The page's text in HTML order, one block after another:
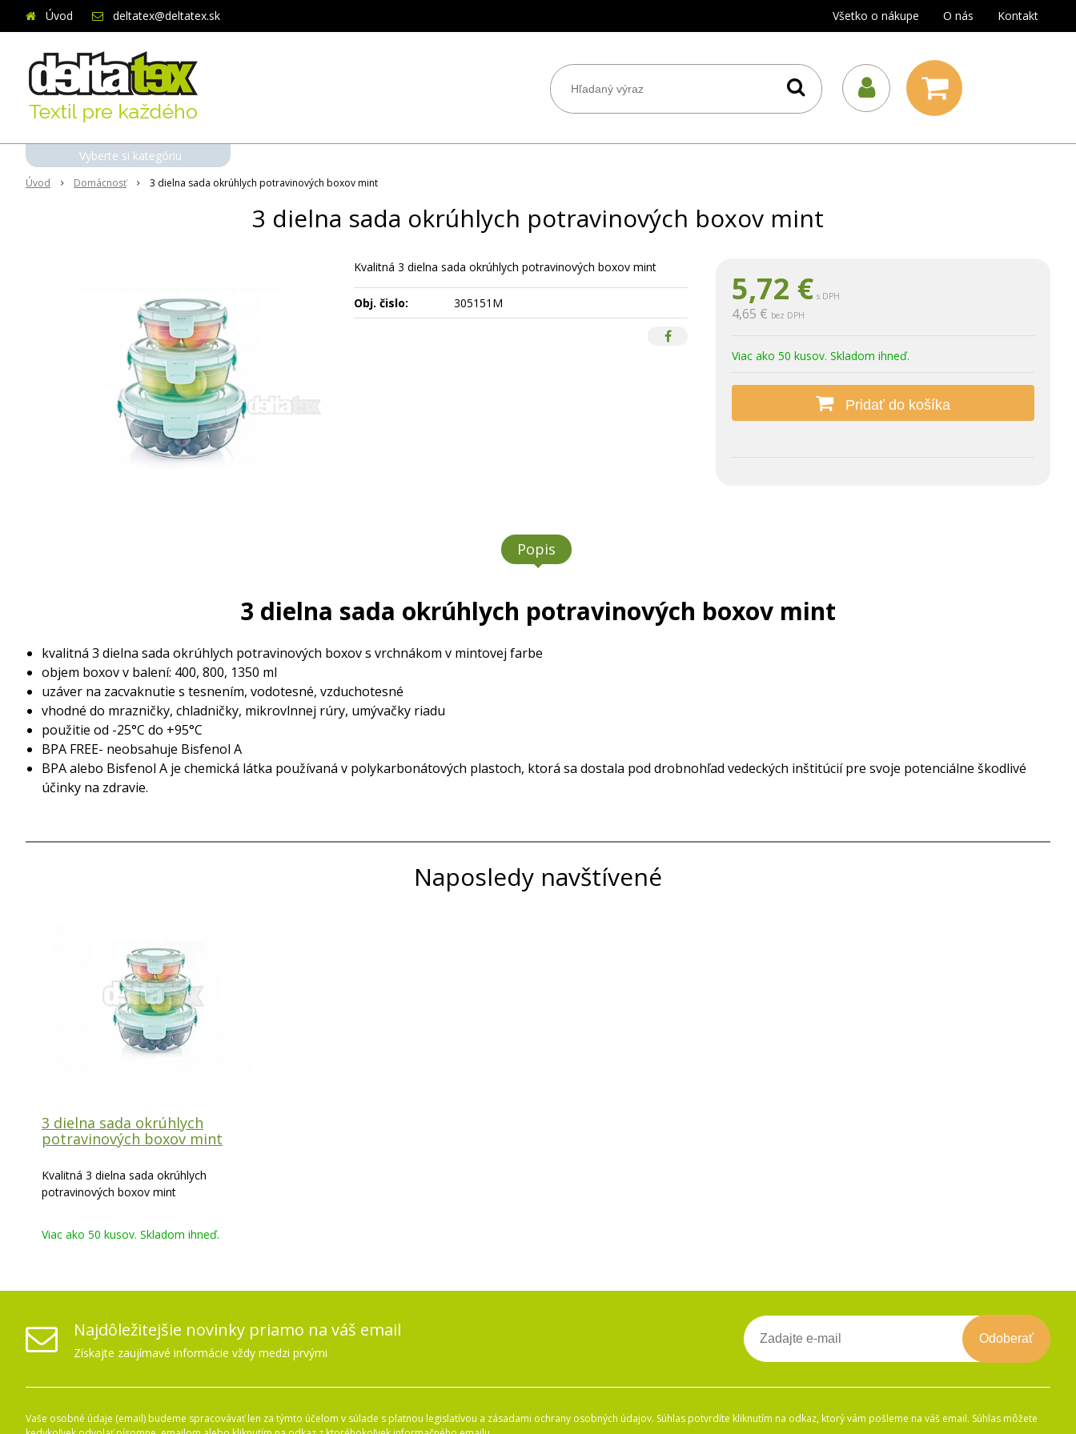
Úvod deltatex@deltatex.sk Všetko o nákupe O nás Kontakt
Úvod Domácnosť 3 dielna sada okrúhlych potravinových boxov mint
3 dielna sada okrúhlych potravinových boxov mint
5,72 € s DPH
4,65 € bez DPH
Viac ako 50 kusov. Skladom ihneď.
Pridať do košíka
Kvalitná 3 dielna sada okrúhlych potravinových boxov mint
Obj. čislo: 305151M
Popis
3 dielna sada okrúhlych potravinových boxov mint
kvalitná 3 dielna sada okrúhlych potravinových boxov s vrchnákom v mintovej farbe
objem boxov v balení: 400, 800, 1350 ml
uzáver na zacvaknutie s tesnením, vodotesné, vzduchotesné
vhodné do mrazničky, chladničky, mikrovlnnej rúry, umývačky riadu
použitie od -25°C do +95°C
BPA FREE- neobsahuje Bisfenol A
BPA alebo Bisfenol A je chemická látka používaná v polykarbonátových plastoch, ktorá sa dostala pod drobnohľad vedeckých inštitúcií pre svoje potenciálne škodlivé
účinky na zdravie.
Naposledy navštívené
3 dielna sada okrúhlych
potravinových boxov mint
Kvalitná 3 dielna sada okrúhlych
potravinových boxov mint
Viac ako 50 kusov. Skladom ihneď.
Vyberte si kategóriu
Najdôležitejšie novinky priamo na váš email
Získajte zaujímavé informácie vždy medzi prvými
Odoberať
Vaše osobné údaje (email) budeme spracovávať len za týmto účelom v súlade s platnou legislatívou a zásadami ochrany osobných údajov. Súhlas potvrdíte kliknutím na odkaz, ktorý vám pošleme na váš email. Súhlas môžete